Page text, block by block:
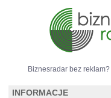
Biznesradar bez reklam?
INFORMACJE